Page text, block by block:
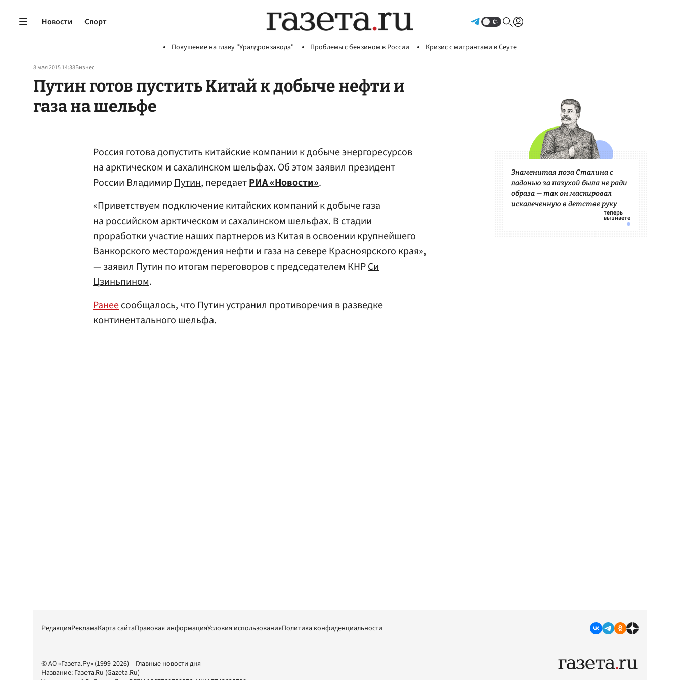
Новости Спорт
Покушение на главу "Уралдронзавода" Проблемы с бензином в России Кризис с мигрантами в Сеуте
8 мая 2015 14:38Бизнес
Путин готов пустить Китай к добыче нефти и
газа на шельфе
Россия готова допустить китайские компании к добыче энергоресурсов
на арктическом и сахалинском шельфах. Об этом заявил президент
России ВладимирПутин, передаетРИА «Новости».
«Приветствуем подключение китайских компаний к добыче газа
на российском арктическом и сахалинском шельфах. В стадии
проработки участие наших партнеров из Китая в освоении крупнейшего
Ванкорского месторождения нефти и газа на севере Красноярского края»,
— заявил Путин по итогам переговоров с председателем КНРСи
Цзиньпином.
Ранеесообщалось, что Путин устранил противоречия в разведке
континентального шельфа.
Знаменитая поза Сталина с
ладонью за пазухой была не ради
образа — так он маскировал
искалеченную в детстве руку
РедакцияРекламаКарта сайтаПравовая информацияУсловия использованияПолитика конфиденциальности
© АО «Газета.Ру» (1999-2026) – Главные новости дня
Название: Газета.Ru (Gazeta.Ru)